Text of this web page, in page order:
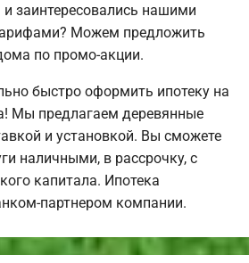
заинтересовались нашими
Можем предложить
по промо-акции.
быстро оформить ипотеку на
Мы предлагаем деревянные
и установкой. Вы сможете
наличными, в рассрочку, с
капитала. Ипотека
партнером компании.